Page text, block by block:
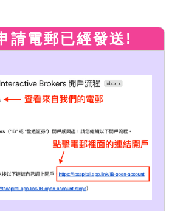
請電郵已經發送!